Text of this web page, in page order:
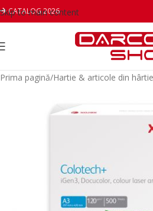
Skip to main content
CATALOG 2026
Prima pagină/Hartie & articole din hârtie